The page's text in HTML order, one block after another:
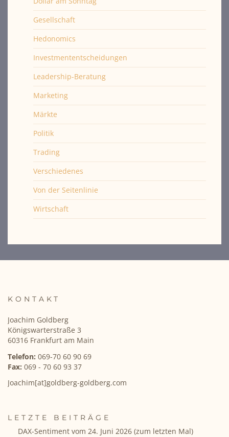
Gesellschaft
Hedonomics
Investmententscheidungen
Leadership-Beratung
Marketing
Märkte
Politik
Trading
Verschiedenes
Von der Seitenlinie
Wirtschaft
KONTAKT
Joachim Goldberg
Königswarterstraße 3
60316 Frankfurt am Main
Telefon: 069-70 60 90 69
Fax: 069 - 70 60 93 37
Joachim[at]goldberg-goldberg.com
LETZTE BEITRÄGE
DAX-Sentiment vom 24. Juni 2026 (zum letzten Mal)